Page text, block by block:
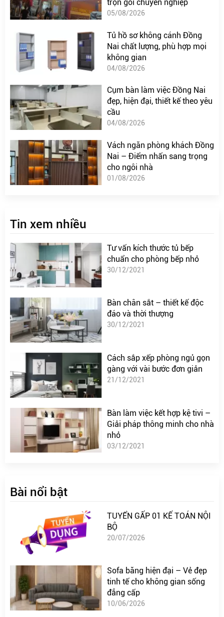
trọn gói chuyên nghiệp
05/08/2026
Tủ hồ sơ không cánh Đồng
Nai chất lượng, phù hợp mọi
không gian
04/08/2026
Cụm bàn làm việc Đồng Nai
đẹp, hiện đại, thiết kế theo yêu
cầu
04/08/2026
Vách ngăn phòng khách Đồng
Nai – Điểm nhấn sang trọng
cho ngôi nhà
01/08/2026
Tin xem nhiều
Tư vấn kích thước tủ bếp
chuẩn cho phòng bếp nhỏ
30/12/2021
Bàn chân sắt – thiết kế độc
đáo và thời thượng
30/12/2021
Cách sắp xếp phòng ngủ gọn
gàng với vài bước đơn giản
21/12/2021
Bàn làm việc kết hợp kệ tivi –
Giải pháp thông minh cho nhà
nhỏ
03/12/2021
Bài nổi bật
TUYỂN GẤP 01 KẾ TOÁN NỘI
BỘ
20/07/2026
Sofa băng hiện đại – Vẻ đẹp
tinh tế cho không gian sống
đẳng cấp
10/06/2026